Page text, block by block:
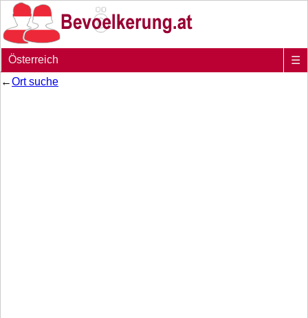
Österreich
☰
←Ort suche